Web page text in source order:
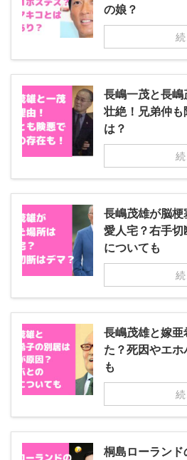
の娘？
長嶋一茂と長
壮絶！兄弟仲
は？
長嶋茂雄が脳
愛人宅？右手
についても
長嶋茂雄と嫁
た？死因やエ
も
桐島ローラン